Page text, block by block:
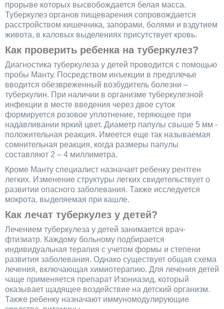
прорыве которых высвобождается белая масса.
Туберкулез органов пищеварения сопровождается
расстройством кишечника, запорами, болями и вздутием
живота, в каловых выделениях присутствует кровь.
Как проверить ребенка на туберкулез?
Диагностика туберкулеза у детей проводится с помощью
пробы Манту. Посредством инъекции в предплечье
вводится обезвреженный возбудитель болезни –
туберкулин. При наличии в организме туберкулезной
инфекции в месте введения через двое суток
формируется розовое уплотнение, теряющее при
надавливании яркий цвет. Диаметр папулы свыше 5 мм -
положительная реакция. Имеется еще так называемая
сомнительная реакция, когда размеры папулы
составляют 2 – 4 миллиметра.
Кроме Манту специалист назначает ребенку рентген
легких. Изменение структуры легких свидетельствует о
развитии опасного заболевания. Также исследуется
мокрота, выделяемая при кашле.
Как лечат туберкулез у детей?
Лечением туберкулеза у детей занимается врач-
фтизиатр. Каждому больному подбирается
индивидуальная терапия с учетом формы и степени
развития заболевания. Однако существует общая схема
лечения, включающая химиотерапию. Для лечения детей
чаще применяется препарат Изониазид, который
оказывает щадящее воздействие на детский организм.
Также ребенку назначают иммуномодулирующие